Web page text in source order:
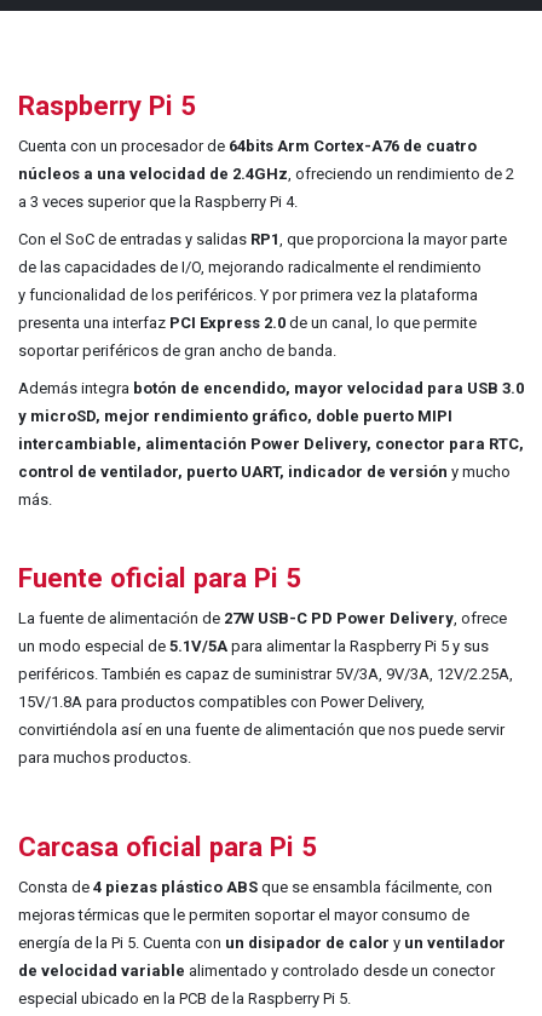
Raspberry Pi 5
Cuenta con un procesador de 64bits Arm Cortex-A76 de cuatro
núcleos a una velocidad de 2.4GHz, ofreciendo un rendimiento de 2
a 3 veces superior que la Raspberry Pi 4.
Con el SoC de entradas y salidas RP1, que proporciona la mayor parte
de las capacidades de I/O, mejorando radicalmente el rendimiento
y funcionalidad de los periféricos. Y por primera vez la plataforma
presenta una interfaz PCI Express 2.0 de un canal, lo que permite
soportar periféricos de gran ancho de banda.​
Además integra botón de encendido, mayor velocidad para USB 3.0
y microSD, mejor rendimiento gráfico, doble puerto MIPI
intercambiable, alimentación Power Delivery, conector para RTC,
control de ventilador, puerto UART, indicador de versión y mucho
más.
Fuente oficial para Pi 5
La fuente de alimentación de 27W USB-C PD Power Delivery, ofrece
un modo especial de 5.1V/5A para alimentar la Raspberry Pi 5 y sus
periféricos. También es capaz de suministrar 5V/3A, 9V/3A, 12V/2.25A,
15V/1.8A para productos compatibles con Power Delivery,
convirtiéndola así en una fuente de alimentación que nos puede servir
para muchos productos.
Carcasa oficial para Pi 5
Consta de 4 piezas plástico ABS que se ensambla fácilmente, con
mejoras térmicas que le permiten soportar el mayor consumo de
energía de la Pi 5. Cuenta con un disipador de calor y un ventilador
de velocidad variable alimentado y controlado desde un conector
especial ubicado en la PCB de la Raspberry Pi 5.